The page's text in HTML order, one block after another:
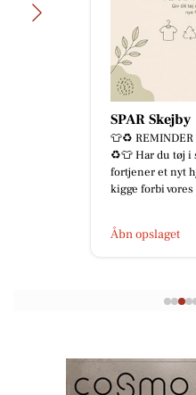
SPAR Skejby
👕♻️ REMINDER
♻️👕 Har du tøj i
fortjener et nyt
kigge forbi
Åbn opslaget